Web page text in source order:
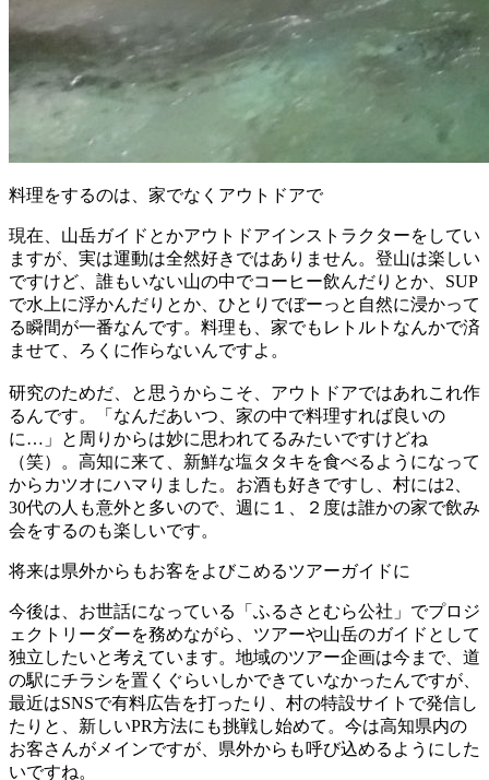
料理をするのは、家でなくアウトドアで
現在、山岳ガイドとかアウトドアインストラクターをしてい
ますが、実は運動は全然好きではありません。登山は楽しい
ですけど、誰もいない山の中でコーヒー飲んだりとか、SUP
で水上に浮かんだりとか、ひとりでぼーっと自然に浸かって
る瞬間が一番なんです。料理も、家でもレトルトなんかで済
ませて、ろくに作らないんですよ。
研究のためだ、と思うからこそ、アウトドアではあれこれ作
るんです。「なんだあいつ、家の中で料理すれば良いの
に…」と周りからは妙に思われてるみたいですけどね
（笑）。高知に来て、新鮮な塩タタキを食べるようになって
からカツオにハマりました。お酒も好きですし、村には2、
30代の人も意外と多いので、週に１、２度は誰かの家で飲み
会をするのも楽しいです。
将来は県外からもお客をよびこめるツアーガイドに
今後は、お世話になっている「ふるさとむら公社」でプロジ
ェクトリーダーを務めながら、ツアーや山岳のガイドとして
独立したいと考えています。地域のツアー企画は今まで、道
の駅にチラシを置くぐらいしかできていなかったんですが、
最近はSNSで有料広告を打ったり、村の特設サイトで発信し
たりと、新しいPR方法にも挑戦し始めて。今は高知県内の
お客さんがメインですが、県外からも呼び込めるようにした
いですね。